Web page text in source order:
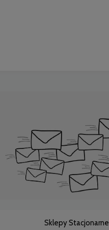
Sklepy Stacjonarne